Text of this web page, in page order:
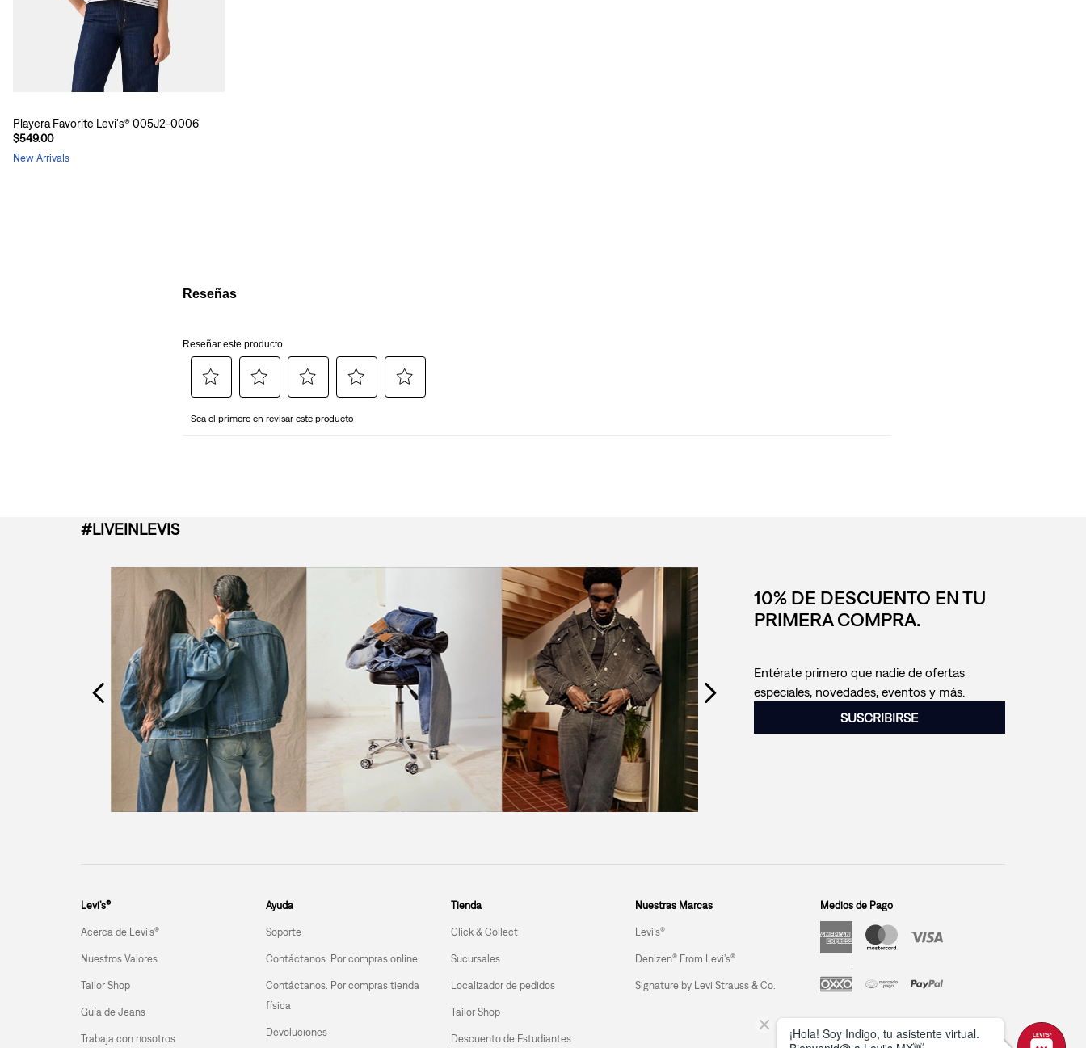
Playera Favorite Levi's® 005J2-0006
$549.00
New Arrivals
#LIVEINLEVIS
10% DE DESCUENTO EN TU
PRIMERA COMPRA.
Entérate primero que nadie de ofertas
especiales, novedades, eventos y más.
SUSCRIBIRSE
Levi’s®
Acerca de Levi’s®
Nuestros Valores
Tailor Shop
Guía de Jeans
Trabaja con nosotros
Ayuda
Soporte
Contáctanos. Por compras online
Contáctanos. Por compras tienda
física
Devoluciones
Tienda
Click & Collect
Sucursales
Localizador de pedidos
Tailor Shop
Descuento de Estudiantes
Nuestras Marcas
Levi’s®
Denizen® From Levi’s®
Signature by Levi Strauss & Co.
Medios de Pago